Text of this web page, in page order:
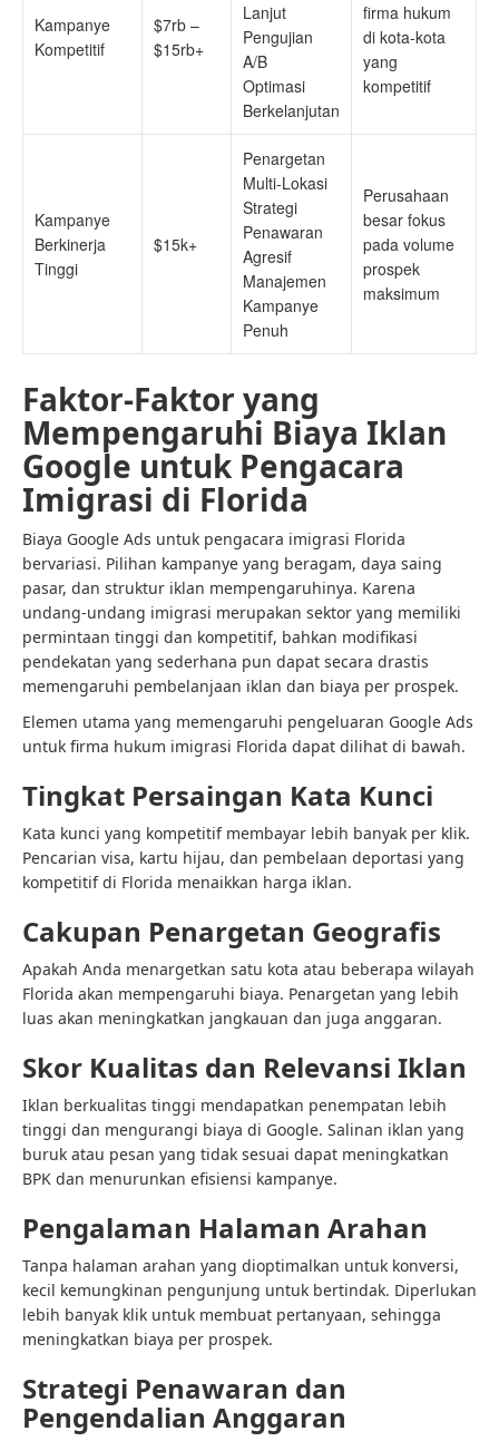
Kampanye
Kompetitif
$7rb –
$15rb+
Lanjut
Pengujian
A/B
Optimasi
Berkelanjutan
firma hukum
di kota-kota
yang
kompetitif
Kampanye
Berkinerja
Tinggi
$15k+
Penargetan
Multi-Lokasi
Strategi
Penawaran
Agresif
Manajemen
Kampanye
Penuh
Perusahaan
besar fokus
pada volume
prospek
maksimum
Faktor-Faktor yang
Mempengaruhi Biaya Iklan
Google untuk Pengacara
Imigrasi di Florida
Biaya Google Ads untuk pengacara imigrasi Florida
bervariasi. Pilihan kampanye yang beragam, daya saing
pasar, dan struktur iklan mempengaruhinya. Karena
undang-undang imigrasi merupakan sektor yang memiliki
permintaan tinggi dan kompetitif, bahkan modifikasi
pendekatan yang sederhana pun dapat secara drastis
memengaruhi pembelanjaan iklan dan biaya per prospek.
Elemen utama yang memengaruhi pengeluaran Google Ads
untuk firma hukum imigrasi Florida dapat dilihat di bawah.
Tingkat Persaingan Kata Kunci
Kata kunci yang kompetitif membayar lebih banyak per klik.
Pencarian visa, kartu hijau, dan pembelaan deportasi yang
kompetitif di Florida menaikkan harga iklan.
Cakupan Penargetan Geografis
Apakah Anda menargetkan satu kota atau beberapa wilayah
Florida akan mempengaruhi biaya. Penargetan yang lebih
luas akan meningkatkan jangkauan dan juga anggaran.
Skor Kualitas dan Relevansi Iklan
Iklan berkualitas tinggi mendapatkan penempatan lebih
tinggi dan mengurangi biaya di Google. Salinan iklan yang
buruk atau pesan yang tidak sesuai dapat meningkatkan
BPK dan menurunkan efisiensi kampanye.
Pengalaman Halaman Arahan
Tanpa halaman arahan yang dioptimalkan untuk konversi,
kecil kemungkinan pengunjung untuk bertindak. Diperlukan
lebih banyak klik untuk membuat pertanyaan, sehingga
meningkatkan biaya per prospek.
Strategi Penawaran dan
Pengendalian Anggaran